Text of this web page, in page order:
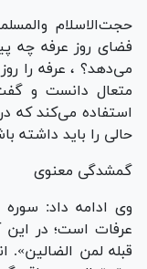
حجت‌الاسلام
فضای روز عرفه چه
می‌دهد؟ ، عرفه را
متعال دانست و
استفاده می‌کند که
حالی را باید داشته
گمشدگی معنوی
عرفات است؛ در این
قبله لمن الضالین».